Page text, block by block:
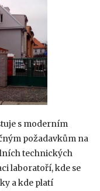
s moderním
požadavkům na
technických
laboratoří, kde se
a kde platí